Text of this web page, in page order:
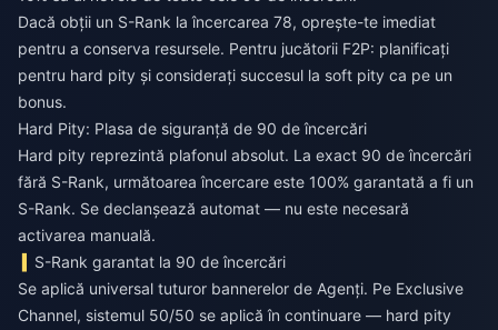
Dacă obții un S-Rank la încercarea 78, oprește-te imediat
pentru a conserva resursele. Pentru jucătorii F2P: planificați
pentru hard pity și considerați succesul la soft pity ca pe un
bonus.
Hard Pity: Plasa de siguranță de 90 de încercări
Hard pity reprezintă plafonul absolut. La exact 90 de încercări
fără S-Rank, următoarea încercare este 100% garantată a fi un
S-Rank. Se declanșează automat — nu este necesară
activarea manuală.
S-Rank garantat la 90 de încercări
Se aplică universal tuturor bannerelor de Agenți. Pe Exclusive
Channel, sistemul 50/50 se aplică în continuare — hard pity